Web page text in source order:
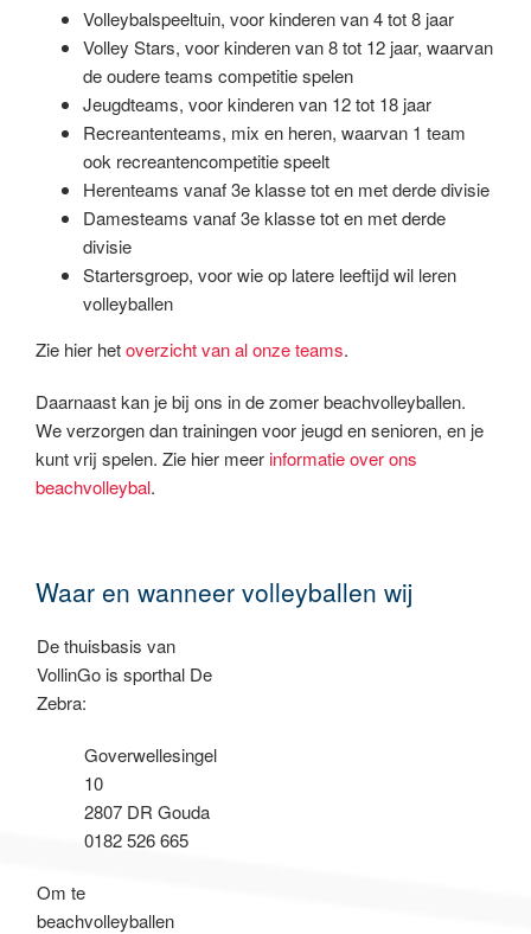
Volleybalspeeltuin, voor kinderen van 4 tot 8 jaar
Volley Stars, voor kinderen van 8 tot 12 jaar, waarvan
de oudere teams competitie spelen
Jeugdteams, voor kinderen van 12 tot 18 jaar
Recreantenteams, mix en heren, waarvan 1 team
ook recreantencompetitie speelt
Herenteams vanaf 3e klasse tot en met derde divisie
Damesteams vanaf 3e klasse tot en met derde
divisie
Startersgroep, voor wie op latere leeftijd wil leren
volleyballen
Zie hier hetoverzicht van al onze teams.
Daarnaast kan je bij ons in de zomer beachvolleyballen.
We verzorgen dan trainingen voor jeugd en senioren, en je
kunt vrij spelen. Zie hier meerinformatie over ons
beachvolleybal.
Waar en wanneer volleyballen wij
De thuisbasis van
VollinGo is sporthal De
Zebra:
Goverwellesingel
10
2807 DR Gouda
0182 526 665
Om te
beachvolleyballen